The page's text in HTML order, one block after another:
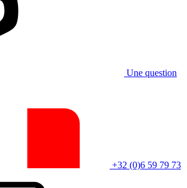
Une question
+32 (0)6 59 79 73